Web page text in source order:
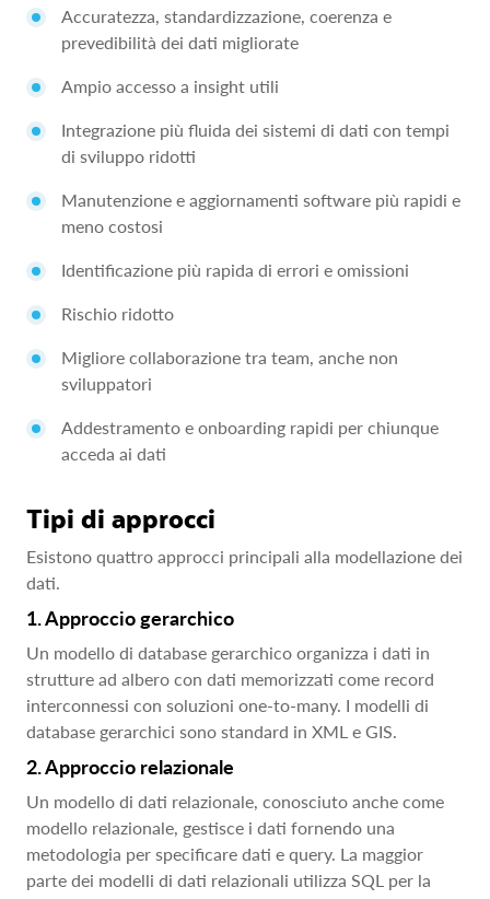
Accuratezza, standardizzazione, coerenza e
prevedibilità dei dati migliorate
Ampio accesso a insight utili
Integrazione più fluida dei sistemi di dati con tempi
di sviluppo ridotti
Manutenzione e aggiornamenti software più rapidi e
meno costosi
Identificazione più rapida di errori e omissioni
Rischio ridotto
Migliore collaborazione tra team, anche non
sviluppatori
Addestramento e onboarding rapidi per chiunque
acceda ai dati
Tipi di approcci
Esistono quattro approcci principali alla modellazione dei
dati.
1. Approccio gerarchico
Un modello di database gerarchico organizza i dati in
strutture ad albero con dati memorizzati come record
interconnessi con soluzioni one-to-many. I modelli di
database gerarchici sono standard in XML e GIS.
2. Approccio relazionale
Un modello di dati relazionale, conosciuto anche come
modello relazionale, gestisce i dati fornendo una
metodologia per specificare dati e query. La maggior
parte dei modelli di dati relazionali utilizza SQL per la